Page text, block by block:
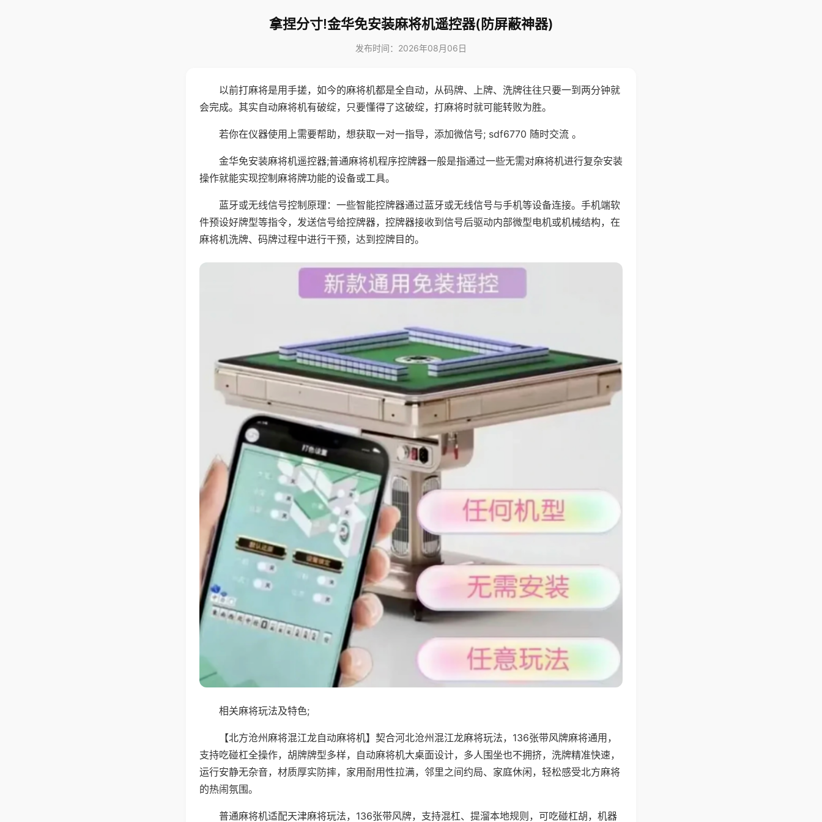
拿捏分寸!金华免安装麻将机遥控器(防屏蔽神器)
发布时间：2026年08月06日
以前打麻将是用手搓，如今的麻将机都是全自动，从码牌、上牌、洗牌往往只要一到两分钟就
会完成。其实自动麻将机有破绽，只要懂得了这破绽，打麻将时就可能转败为胜。
若你在仪器使用上需要帮助，想获取一对一指导，添加微信号; sdf6770 随时交流 。
金华免安装麻将机遥控器;普通麻将机程序控牌器一般是指通过一些无需对麻将机进行复杂安装
操作就能实现控制麻将牌功能的设备或工具。
蓝牙或无线信号控制原理：一些智能控牌器通过蓝牙或无线信号与手机等设备连接。手机端软
件预设好牌型等指令，发送信号给控牌器，控牌器接收到信号后驱动内部微型电机或机械结构，在
麻将机洗牌、码牌过程中进行干预，达到控牌目的。
相关麻将玩法及特色;
【北方沧州麻将混江龙自动麻将机】契合河北沧州混江龙麻将玩法，136张带风牌麻将通用，
支持吃碰杠全操作，胡牌牌型多样，自动麻将机大桌面设计，多人围坐也不拥挤，洗牌精准快速，
运行安静无杂音，材质厚实防摔，家用耐用性拉满，邻里之间约局、家庭休闲，轻松感受北方麻将
的热闹氛围。
普通麻将机适配天津麻将玩法，136张带风牌，支持混杠、提溜本地规则，可吃碰杠胡，机器